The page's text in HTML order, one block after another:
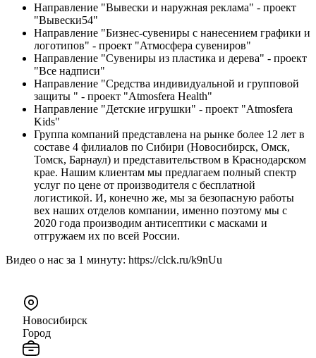
Направление "Вывески и наружная реклама" - проект
"Вывески54"
Направление "Бизнес-сувениры с нанесением графики и
логотипов" - проект "Атмосфера сувениров"
Направление "Сувениры из пластика и дерева" - проект
"Все надписи"
Направление "Средства индивидуальной и групповой
защиты " - проект "Atmosfera Health"
Направление "Детские игрушки" - проект "Atmosfera
Kids"
Группа компаний представлена на рынке более 12 лет в
составе 4 филиалов по Сибири (Новосибирск, Омск,
Томск, Барнаул) и представительством в Краснодарском
крае. Нашим клиентам мы предлагаем полный спектр
услуг по цене от производителя с бесплатной
логистикой. И, конечно же, мы за безопасную работы
вех наших отделов компании, именно поэтому мы с
2020 года производим антисептики с масками и
отгружаем их по всей России.
Видео о нас за 1 минуту: https://clck.ru/k9nUu
Новосибирск
Город